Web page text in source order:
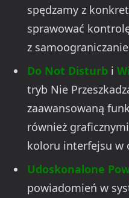
spędzamy z
sprawować
z
Do Not Disturb i
tryb Nie
zaawansowaną
również
koloru interfejsu w
Udoskonalone
powiadomień w